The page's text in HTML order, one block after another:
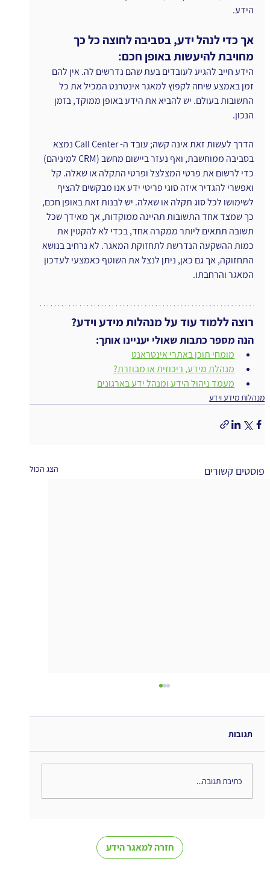
חזרה למאגר הידע
הידע.
אך כדי לנהל ידע, בסביבה לחוצה כל כך
מחויבת להיעשות באופן חכם:
הידע חייב להגיע לעובדים בעת שהם נדרשים לה. אין להם
זמן באמצע שיחה לקפוץ למאגר אינטרנט המכיל את כל
התשובות בעולם. יש להביא את הידע באופן ממוקד, בזמן
הנכון.
הדרך לעשות זאת אינה קשה; עובד ה- Call Center נמצא
בסביבה ממוחשבת, ואף נעזר ביישום מחשב (CRM למיניהם)
כדי לרשום את פרטי המצלצל ופרטי התקלה או שאלה. קל
ואפשרי להגדיר איזה סוגי פריטי ידע אנו מבקשים להציף
לשימושו לכל סוג תקלה או שאלה. יש לבנות זאת באופן חכם,
כך שמצד אחד התשובות תהיינה ממוקדות, אך מאידך שכל
תשובה תתאים ליותר ממקרה אחד, בכדי לא להקטין את
כמות ההשקעה הנדרשת לתחזוקת המאגר. לא נרחיב בנושא
התחזוקה, אך גם כאן, ניתן לנצל את השוטף כאמצעי לעדכון
המאגר והרחבתו.
רוצה ללמוד עוד על מנהלות מידע וידע?
הנה מספר כתבות שאולי יעניינו אותך:
מומחי תוכן באתרי אינטראנט
מנהלת מידע, ריכוזית או מבוזרת?
מעמד ניהול הידע ומנהל ידע בארגונים
מנהלות מידע וידע
פוסטים קשורים הצג הכול
תגובות
כתיבת תגובה...